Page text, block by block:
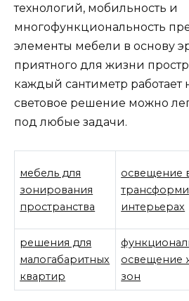
технологий, мобильность и
многофункциональность
элементы мебели в основу
приятного для жизни
каждый сантиметр работает
световое решение можно
под любые задачи.
мебель для
зонирования
пространства
освещение
интерьерах
решения для
малогабаритных
квартир
освещение
зон